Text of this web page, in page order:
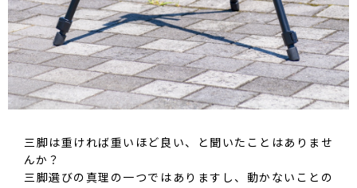
三脚は重ければ重いほど良い、と聞いたことはありませ
んか？
三脚選びの真理の一つではありますし、動かないことの